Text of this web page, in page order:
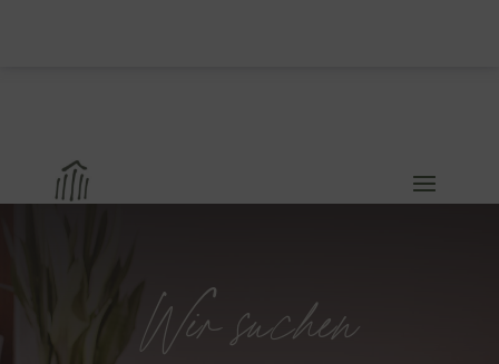
Wir suchen